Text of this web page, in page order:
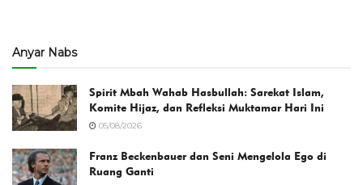
Anyar Nabs
Spirit Mbah Wahab Hasbullah: Sarekat Islam,
Komite Hijaz, dan Refleksi Muktamar Hari Ini
05/08/2026
Franz Beckenbauer dan Seni Mengelola Ego di
Ruang Ganti